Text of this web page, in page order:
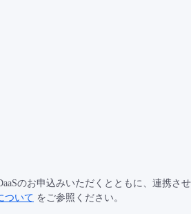
のお申込みいただくとともに、連携さ
ついて をご参照ください。